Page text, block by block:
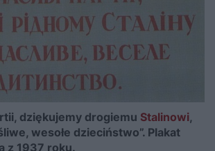
dziękujemy drogiemu Stalinowi,
wesołe dzieciństwo”. Plakat
z 1937 roku.